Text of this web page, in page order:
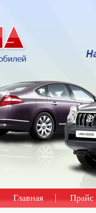
Главная Прайс